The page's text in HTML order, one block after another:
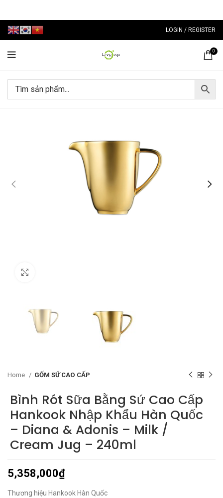
LOGIN / REGISTER
0
Home GỐM SỨ CAO CẤP
Bình Rót Sữa Bằng Sứ Cao Cấp
Hankook Nhập Khẩu Hàn Quốc
– Diana & Adonis – Milk /
Cream Jug – 240ml
5,358,000₫
Thương hiệu Hankook Hàn Quốc